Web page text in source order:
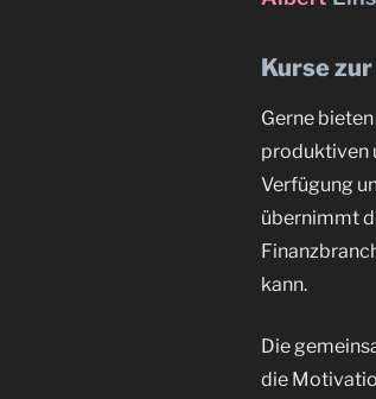
Kurse
Gerne
produktiven
Verfügung
übernimmt
kann.
Die
die